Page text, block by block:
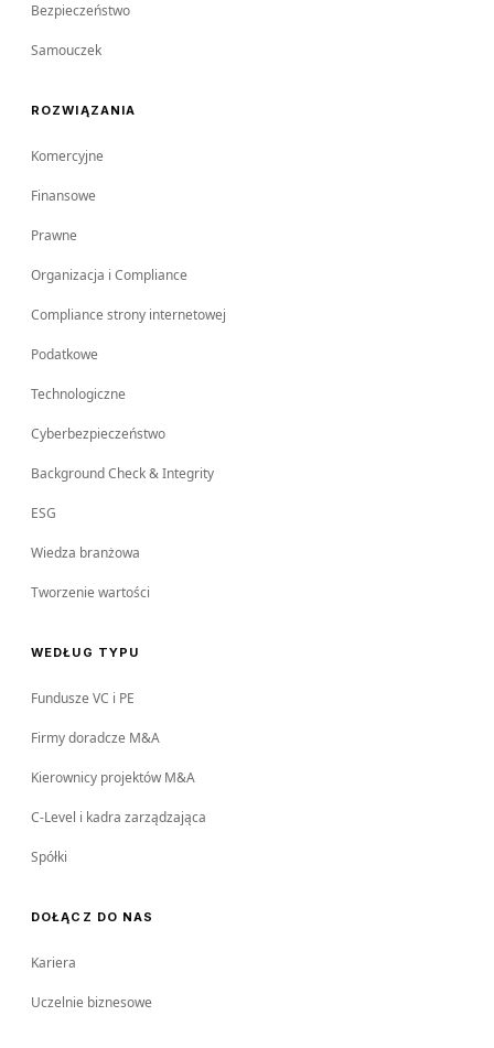
Bezpieczeństwo
Samouczek
ROZWIĄZANIA
Komercyjne
Finansowe
Prawne
Organizacja i Compliance
Compliance strony internetowej
Podatkowe
Technologiczne
Cyberbezpieczeństwo
Background Check & Integrity
ESG
Wiedza branżowa
Tworzenie wartości
WEDŁUG TYPU
Fundusze VC i PE
Firmy doradcze M&A
Kierownicy projektów M&A
C-Level i kadra zarządzająca
Spółki
DOŁĄCZ DO NAS
Kariera
Uczelnie biznesowe